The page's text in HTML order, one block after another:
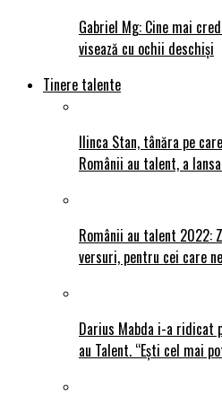
Gabriel Mg: Cine mai
visează cu ochii deschiși
Tinere talente
Ilinca Stan, tânăra pe
Românii au talent, a
Românii au talent 2022:
versuri, pentru cei care
Darius Mabda i-a ridicat
au Talent. “Ești cel mai